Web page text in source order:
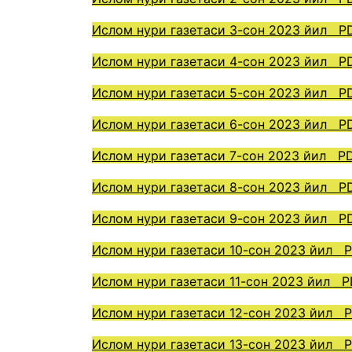
Ислом нури газетаси 3-сон 2023 йил
Ислом нури газетаси 4-сон 2023 йил
Ислом нури газетаси 5-сон 2023 йил
Ислом нури газетаси 6-сон 2023 йил
Ислом нури газетаси 7-сон 2023 йил
Ислом нури газетаси 8-сон 2023 йил
Ислом нури газетаси 9-сон 2023 йил
Ислом нури газетаси 10-сон 2023 йил
Ислом нури газетаси 11-сон 2023 йил
Ислом нури газетаси 12-сон 2023 йил
Ислом нури газетаси 13-сон 2023 йил